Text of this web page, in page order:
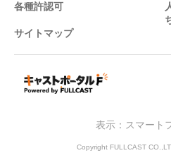
各種許認可
サイトマップ
表示：スマート
Copyright FULLCAST